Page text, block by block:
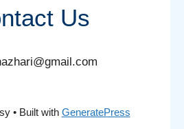
Us
• Built with GeneratePress